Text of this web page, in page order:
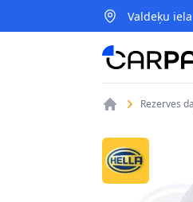
Valdeķu
CarParts
Rezerves